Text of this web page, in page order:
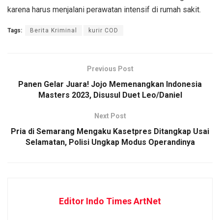
karena harus menjalani perawatan intensif di rumah sakit.
Tags: Berita Kriminal kurir COD
Previous Post
Panen Gelar Juara! Jojo Memenangkan Indonesia
Masters 2023, Disusul Duet Leo/Daniel
Next Post
Pria di Semarang Mengaku Kasetpres Ditangkap Usai
Selamatan, Polisi Ungkap Modus Operandinya
Editor Indo Times ArtNet